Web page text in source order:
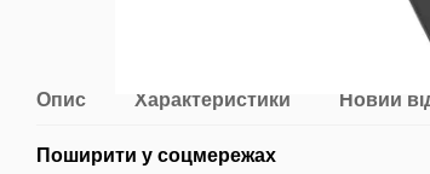
Опис Характеристики Новий
Поширити у соцмережах